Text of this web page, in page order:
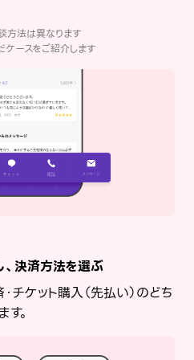
方法は異なります
ケースをご紹介します
、決済方法を選ぶ
チケット購入（先払い）のどち
。